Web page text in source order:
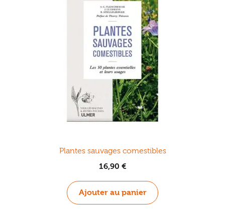
Plantes sauvages comestibles
16,90 €
Ajouter au panier